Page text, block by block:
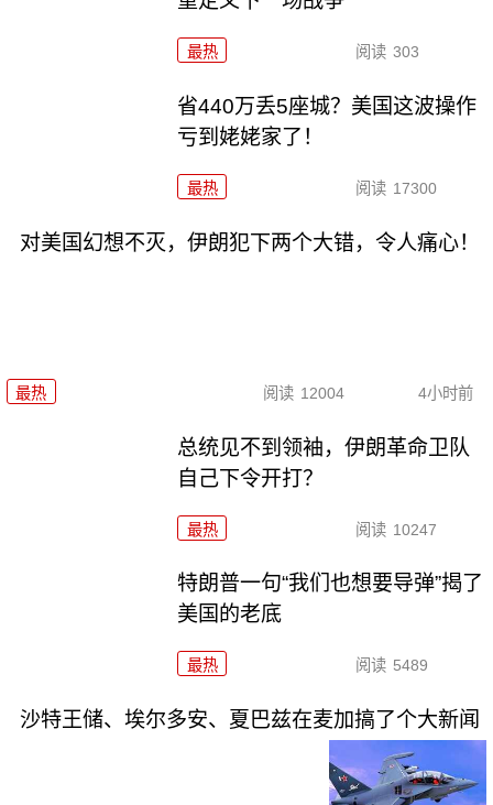
最热 阅读 303
省440万丢5座城？美国这波操作
亏到姥姥家了！
最热 阅读 17300
对美国幻想不灭，伊朗犯下两个大错，令人痛心！
最热 阅读 12004 4小时前
总统见不到领袖，伊朗革命卫队
自己下令开打？
最热 阅读 10247
特朗普一句“我们也想要导弹”揭了
美国的老底
最热 阅读 5489
沙特王储、埃尔多安、夏巴兹在麦加搞了个大新闻